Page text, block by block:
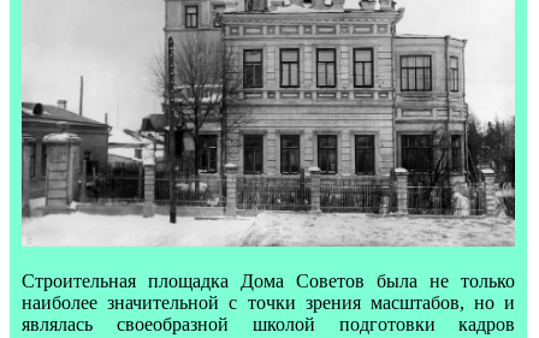
Строительная площадка Дома Советов была не только
наиболее значительной с точки зрения масштабов, но и
являлась своеобразной школой подготовки кадров